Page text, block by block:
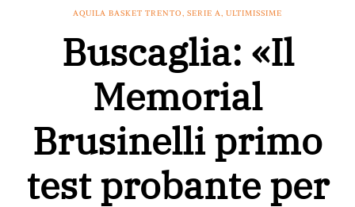
AQUILA BASKET TRENTO, SERIE A, ULTIMISSIME
Buscaglia: «Il
Memorial
Brusinelli primo
test probante per